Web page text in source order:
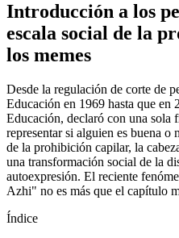
Introducción a los
escala social de la
los memes
Desde la regulación de corte de
Educación en 1969 hasta que
Educación, declaró con una
representar si alguien es buena
de la prohibición capilar, la
una transformación social de la
autoexpresión. El reciente
Azhi" no es más que el capítulo
Índice